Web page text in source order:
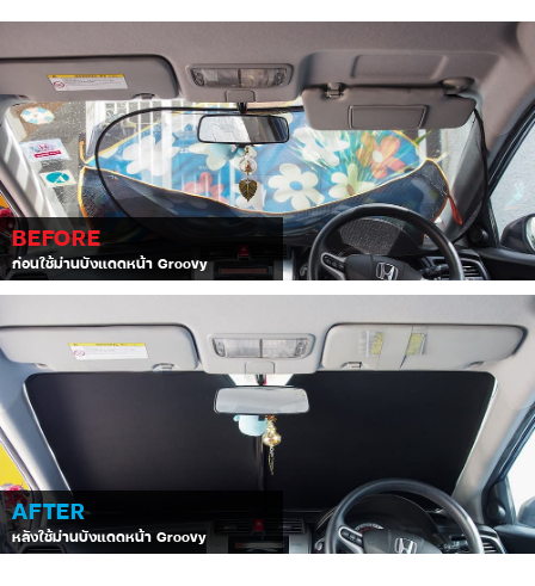
BEFORE
ก่อนใช้ม่านบังแดดหน้า Groovy
AFTER
หลังใช้ม่านบังแดดหน้า Groovy